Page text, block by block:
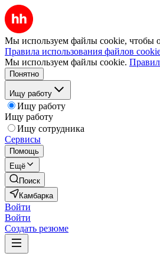
Мы используем файлы cookie, чтобы
Правила использования файлов
Мы используем файлы cookie.
Понятно
Ищу работу
Ищу работу
Ищу работу
Ищу сотрудника
Сервисы
Помощь
Ещё
Поиск
Камбарка
Войти
Войти
Создать резюме